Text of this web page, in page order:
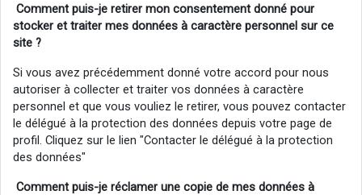
Comment puis-je retirer mon consentement donné pour
stocker et traiter mes données à caractère personnel sur ce
site ?
Si vous avez précédemment donné votre accord pour nous
autoriser à collecter et traiter vos données à caractère
personnel et que vous vouliez le retirer, vous pouvez contacter
le délégué à la protection des données depuis votre page de
profil. Cliquez sur le lien "Contacter le délégué à la protection
des données"
Comment puis-je réclamerune copie de mes données à